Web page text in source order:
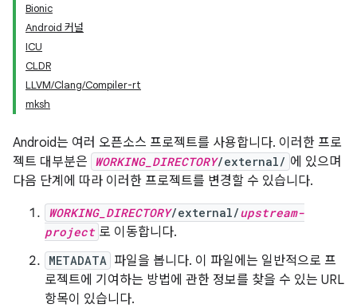
Bionic
Android 커널
ICU
CLDR
LLVM/Clang/Compiler-rt
mksh
Android는 여러 오픈소스 프로젝트를 사용합니다. 이러한 프로
젝트 대부분은 WORKING_DIRECTORY/external/ 에 있으며
다음 단계에 따라 이러한 프로젝트를 변경할 수 있습니다.
WORKING_DIRECTORY/external/upstream-
project 로 이동합니다.
METADATA 파일을 봅니다. 이 파일에는 일반적으로 프
로젝트에 기여하는 방법에 관한 정보를 찾을 수 있는 URL
항목이 있습니다.